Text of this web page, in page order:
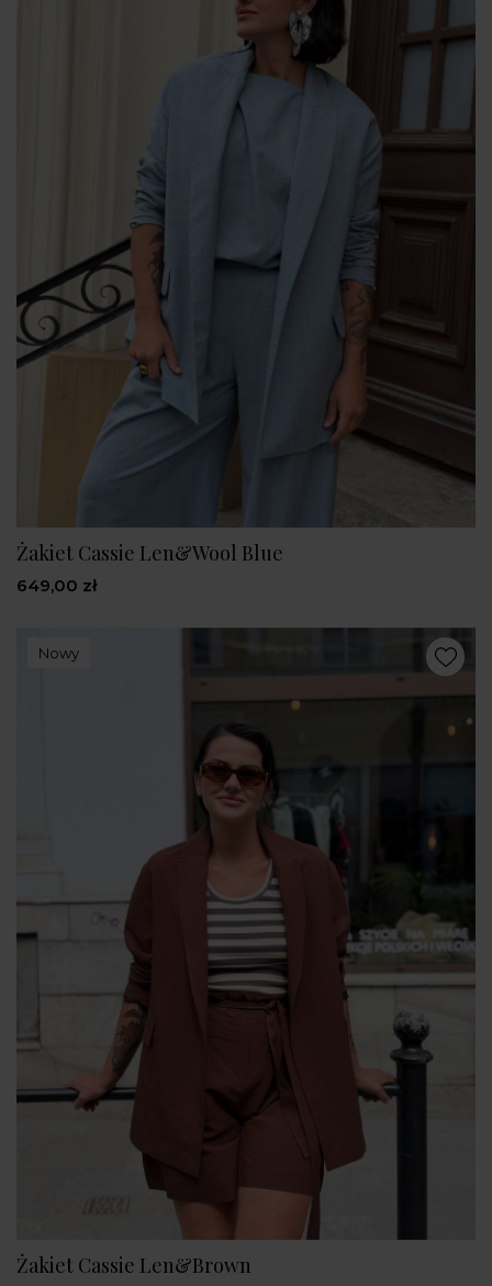
Żakiet Cassie Len&Wool Blue
649,00 zł
Nowy
Żakiet Cassie Len&Brown